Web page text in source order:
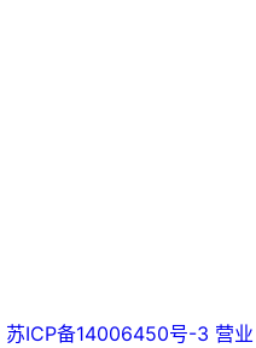
苏ICP备14006450号-3 营业